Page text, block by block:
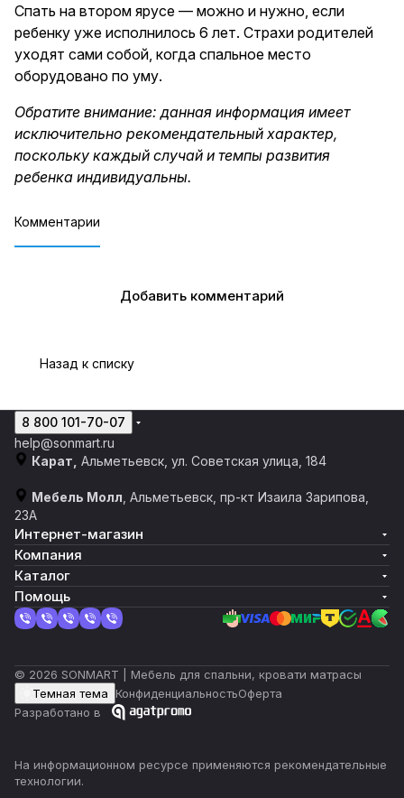
Спать на втором ярусе — можно и нужно, если
ребенку уже исполнилось 6 лет. Страхи родителей
уходят сами собой, когда спальное место
оборудовано по уму.
Обратите внимание: данная информация имеет
исключительно рекомендательный характер,
поскольку каждый случай и темпы развития
ребенка индивидуальны.
Комментарии
Добавить комментарий
Назад к списку
8 800 101-70-07
help@sonmart.ru
Карат, Альметьевск, ул. Советская улица, 184
Мебель Молл , Альметьевск, пр-кт Изаила Зарипова,
23А
Интернет-магазин
Компания
Каталог
Помощь
© 2026 SONMART | Мебель для спальни, кровати матрасы
Темная тема
КонфиденциальностьОферта
Разработано в
На информационном ресурсе применяются рекомендательные
технологии.